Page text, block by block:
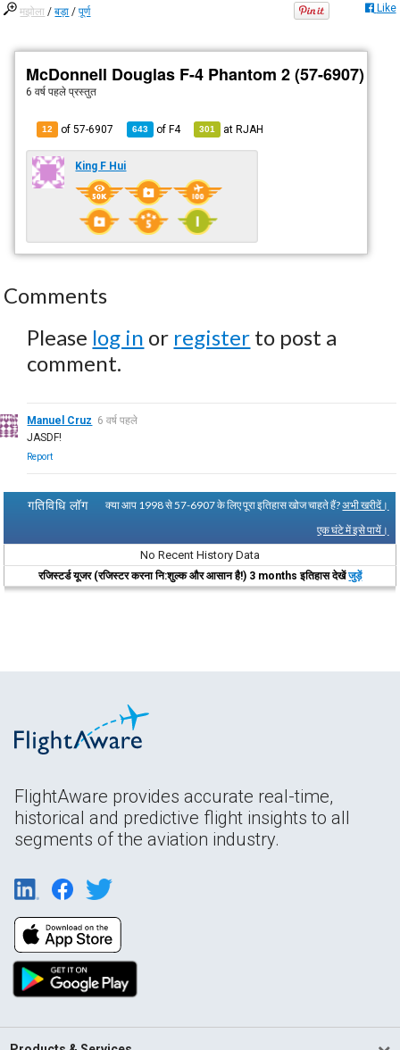
मझोला /बड़ा /पूर्ण Like
McDonnell Douglas F-4 Phantom 2 (57-6907)
6 वर्ष पहले प्रस्तुत
12 of 57-6907 643 ofF4 301 atRJAH
King F Hui
Comments
Please log in or register to post a
comment.
Manuel Cruz 6 वर्ष पहले
JASDF!
Report
गतिविधि लॉग क्या आप 1998 से 57-6907 के लिए पूरा इतिहास खोज चाहते हैं?अभी खरीदें।
एक घंटे में इसे पायें।
No Recent History Data
रजिस्टर्ड यूजर (रजिस्टर करना नि:शुल्क और आसान है!) 3 months इतिहास देखेंजुड़ें
FlightAware provides accurate real-time,
historical and predictive flight insights to all
segments of the aviation industry.